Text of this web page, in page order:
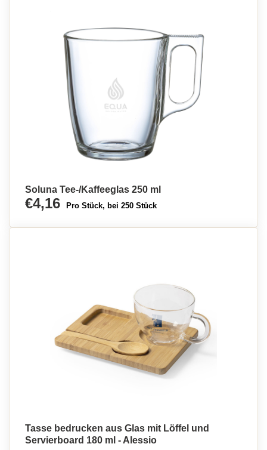
Soluna Tee-/Kaffeeglas 250 ml
€4,16 Pro Stück, bei 250 Stück
Tasse bedrucken aus Glas mit Löffel und
Servierboard 180 ml - Alessio